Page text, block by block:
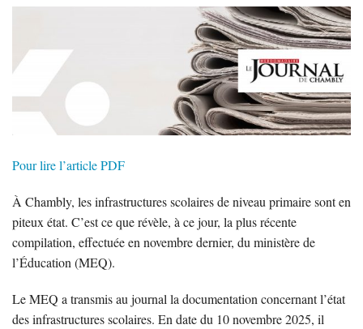
Pour lire l’article PDF
À Chambly, les infrastructures scolaires de niveau primaire sont en
piteux état. C’est ce que révèle, à ce jour, la plus récente
compilation, effectuée en novembre dernier, du ministère de
l’Éducation (MEQ).
Le MEQ a transmis au journal la documentation concernant l’état
des infrastructures scolaires. En date du 10 novembre 2025, il